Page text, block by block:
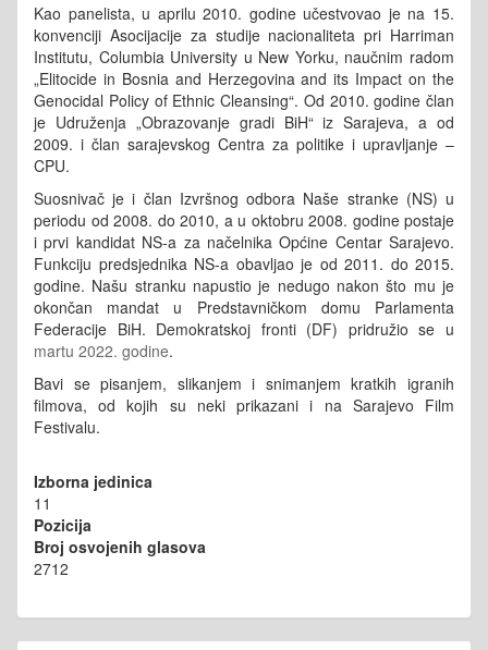
Kao panelista, u aprilu 2010. godine učestvovao je na 15.
konvenciji Asocijacije za studije nacionaliteta pri Harriman
Institutu, Columbia University u New Yorku, naučnim radom
„Elitocide in Bosnia and Herzegovina and its Impact on the
Genocidal Policy of Ethnic Cleansing“. Od 2010. godine član
je Udruženja „Obrazovanje gradi BiH“ iz Sarajeva, a od
2009. i član sarajevskog Centra za politike i upravljanje –
CPU.
Suosnivač je i član Izvršnog odbora Naše stranke (NS) u
periodu od 2008. do 2010, a u oktobru 2008. godine postaje
i prvi kandidat NS-a za načelnika Općine Centar Sarajevo.
Funkciju predsjednika NS-a obavljao je od 2011. do 2015.
godine. Našu stranku napustio je nedugo nakon što mu je
okončan mandat u Predstavničkom domu Parlamenta
Federacije BiH. Demokratskoj fronti (DF) pridružio se u
martu 2022. godine.
Bavi se pisanjem, slikanjem i snimanjem kratkih igranih
filmova, od kojih su neki prikazani i na Sarajevo Film
Festivalu.
Izborna jedinica
11
Pozicija
Broj osvojenih glasova
2712